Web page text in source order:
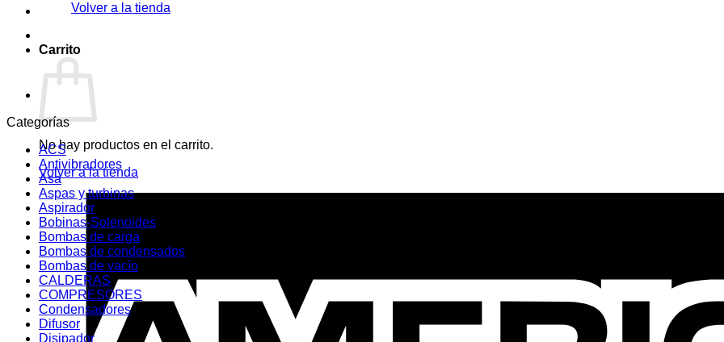
Volver a la tienda
Carrito
No hay productos en el carrito.
Volver a la tienda
Categorías
ACS
Antivibradores
Asa
Aspas y turbinas
Aspirador
Bobinas-Solenoides
Bombas de carga
Bombas de condensados
Bombas de vacío
CALDERAS
COMPRESORES
Condensadores
Difusor
Disipador